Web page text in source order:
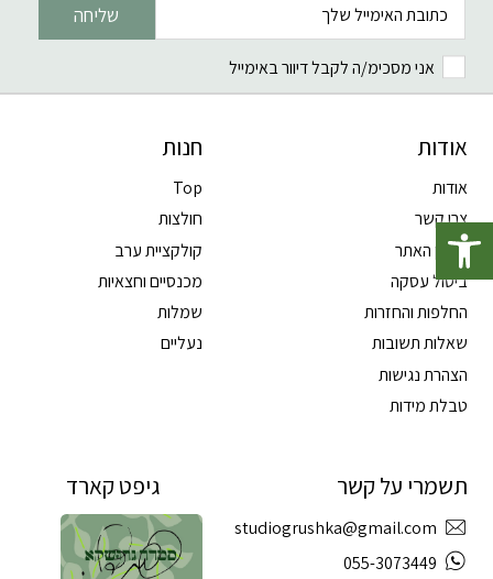
פתח סרגל נגישות
שליחה
אני מסכימ/ה לקבל דיוור באימייל
אודות
אודות
צרו קשר
תקנון האתר
ביטול עסקה
החלפות והחזרות
שאלות תשובות
הצהרת נגישות
טבלת מידות
חנות
Top
חולצות
קולקציית ערב
מכנסיים וחצאיות
שמלות
נעליים
תשמרי על קשר
studiogrushka@gmail.com
055-3073449
גיפט קארד